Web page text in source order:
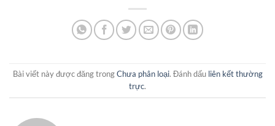
Bài viết này được đăng trongChưa phân loại. Đánh dấu liên kết thường
trực.